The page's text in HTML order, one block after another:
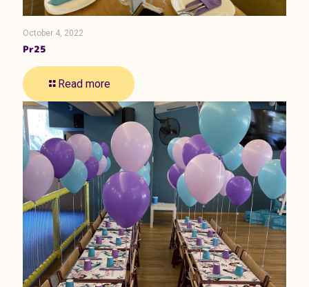
October 4, 2022
Pr25
Read more